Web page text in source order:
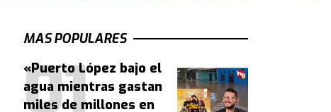
MAS POPULARES
«Puerto López bajo el
agua mientras gastan
miles de millones en